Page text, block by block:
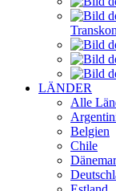
LÄNDER
Alle
Belgien
Chile